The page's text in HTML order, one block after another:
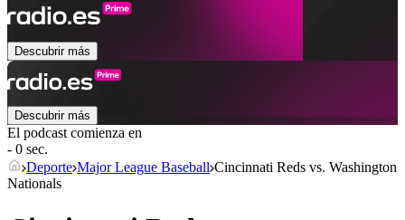
Descubrir más
Descubrir más
El podcast comienza en
- 0 sec.
Deporte Major League Baseball Cincinnati Reds vs. Washington
Nationals